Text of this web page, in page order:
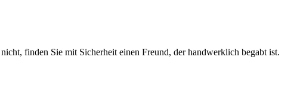
finden Sie mit Sicherheit einen Freund, der handwerklich begabt ist.